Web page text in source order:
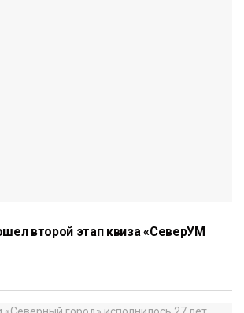
второй этап квиза «СеверУМ